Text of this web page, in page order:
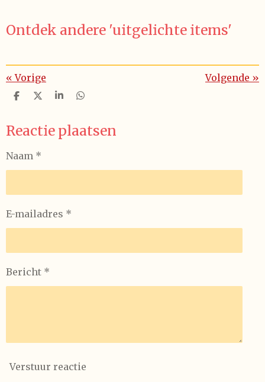
Ontdek andere 'uitgelichte items'
«Vorige Volgende »
D
e
n
D
l
S
r
e
D
e
n
Reactie plaatsen
Naam *
E-mailadres *
Bericht *
Verstuur reactie